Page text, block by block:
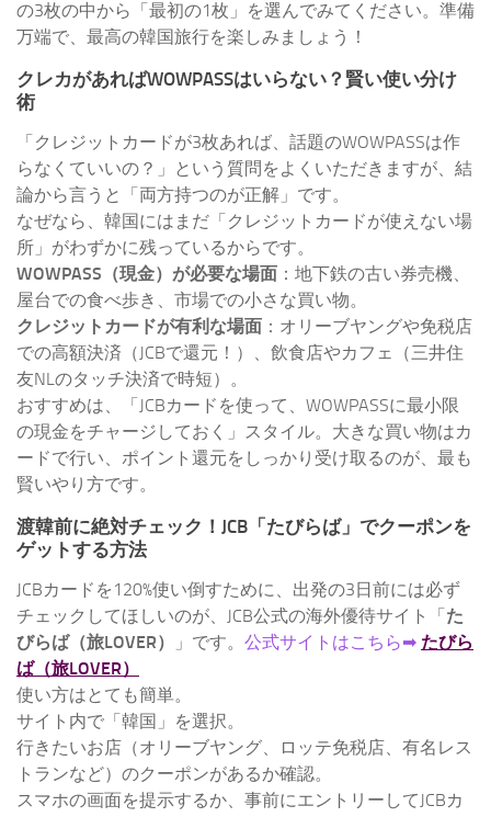
の3枚の中から「最初の1枚」を選んでみてください。準備
万端で、最高の韓国旅行を楽しみましょう！
クレカがあればWOWPASSはいらない？賢い使い分け
術
「クレジットカードが3枚あれば、話題のWOWPASSは作
らなくていいの？」という質問をよくいただきますが、結
論から言うと「両方持つのが正解」です。
なぜなら、韓国にはまだ「クレジットカードが使えない場
所」がわずかに残っているからです。
WOWPASS（現金）が必要な場面 ：地下鉄の古い券売機、
屋台での食べ歩き、市場での小さな買い物。
クレジットカードが有利な場面 ：オリーブヤングや免税店
での高額決済（JCBで還元！）、飲食店やカフェ（三井住
友NLのタッチ決済で時短）。
おすすめは、「JCBカードを使って、WOWPASSに最小限
の現金をチャージしておく」スタイル。大きな買い物はカ
ードで行い、ポイント還元をしっかり受け取るのが、最も
賢いやり方です。
渡韓前に絶対チェック！JCB「たびらば」でクーポンを
ゲットする方法
JCBカードを120%使い倒すために、出発の3日前には必ず
チェックしてほしいのが、JCB公式の海外優待サイト「 た
びらば（旅LOVER）
」です。 公式サイトはこちら➡ たびら
ば（旅LOVER）
使い方はとても簡単。
サイト内で「韓国」を選択。
行きたいお店（オリーブヤング、ロッテ免税店、有名レス
トランなど）のクーポンがあるか確認。
スマホの画面を提示するか、事前にエントリーしてJCBカ